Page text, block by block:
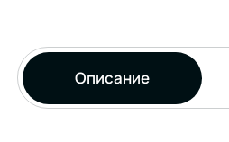
Описание